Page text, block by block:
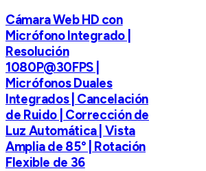
Cámara Web HD con
Micrófono Integrado |
Resolución
1080P@30FPS |
Micrófonos Duales
Integrados | Cancelación
de Ruido | Corrección de
Luz Automática | Vista
Amplia de 85° | Rotación
Flexible de 36